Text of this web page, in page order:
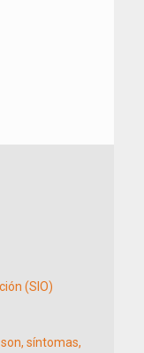
(SIO)
síntomas,